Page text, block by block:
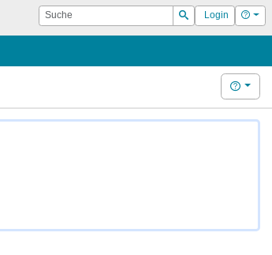
Suche
Suchen
Login Hilfe
Hilfe